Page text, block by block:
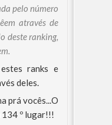
pelo número
através de
deste ranking,
ranks e
deles.
prá vocês...O
134 º lugar!!!